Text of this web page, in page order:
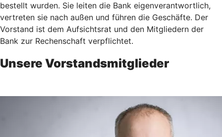
bestellt wurden. Sie leiten die Bank eigenverantwortlich,
vertreten sie nach außen und führen die Geschäfte. Der
Vorstand ist dem Aufsichtsrat und den Mitgliedern der
Bank zur Rechenschaft verpflichtet.
Unsere Vorstandsmitglieder